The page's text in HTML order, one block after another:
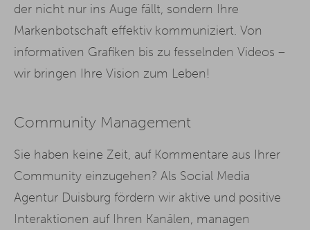
der nicht nur ins Auge fällt, sondern Ihre
Markenbotschaft effektiv kommuniziert. Von
informativen Grafiken bis zu fesselnden Videos –
wir bringen Ihre Vision zum Leben!
Community Management
Sie haben keine Zeit, auf Kommentare aus Ihrer
Community einzugehen? Als Social Media
Agentur Duisburg fördern wir aktive und positive
Interaktionen auf Ihren Kanälen, managen